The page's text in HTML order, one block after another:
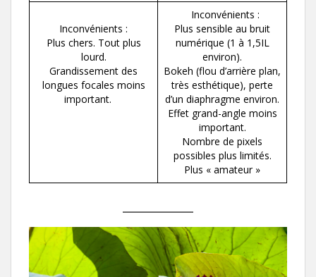
Inconvénients :
Plus chers. Tout plus
lourd.
Grandissement des
longues focales moins
important.
Inconvénients :
Plus sensible au bruit
numérique (1 à 1,5IL
environ).
Bokeh (flou d’arrière plan,
très esthétique), perte
d’un diaphragme environ.
Effet grand-angle moins
important.
Nombre de pixels
possibles plus limités.
Plus « amateur »